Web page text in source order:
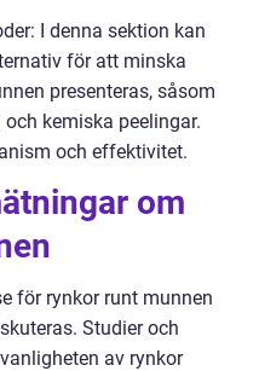
I denna sektion kan
för att minska
presenteras, såsom
kemiska peelingar.
och effektivitet.
om
för rynkor runt munnen
Studier och
av rynkor